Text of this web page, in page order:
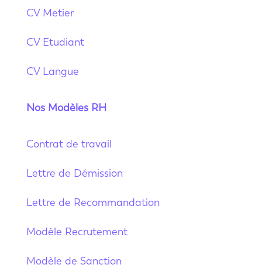
CV Metier
CV Etudiant
CV Langue
Nos Modèles RH
Contrat de travail
Lettre de Démission
Lettre de Recommandation
Modèle Recrutement
Modèle de Sanction